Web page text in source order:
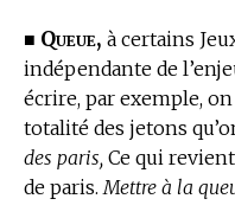
■ Queue, à certains
indépendante de
écrire, par exemple,
totalité des jetons
des paris, Ce qui
de paris.Mettre à la